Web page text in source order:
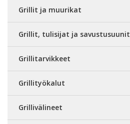
Grillit ja muurikat
Grillit, tulisijat ja savustusuunit
Grillitarvikkeet
Grillityökalut
Grillivälineet